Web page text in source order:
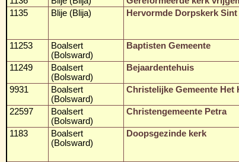
1135
Blije (Blija) Hervormde Dorpskerk
11253
Boalsert
(Bolsward)
Baptisten Gemeente
11249
Boalsert
(Bolsward)
Bejaardentehuis
9931
Boalsert
(Bolsward)
Christelijke Gemeente Het
22597
Boalsert
(Bolsward)
Christengemeente Petra
1183
Boalsert
(Bolsward)
Doopsgezinde kerk